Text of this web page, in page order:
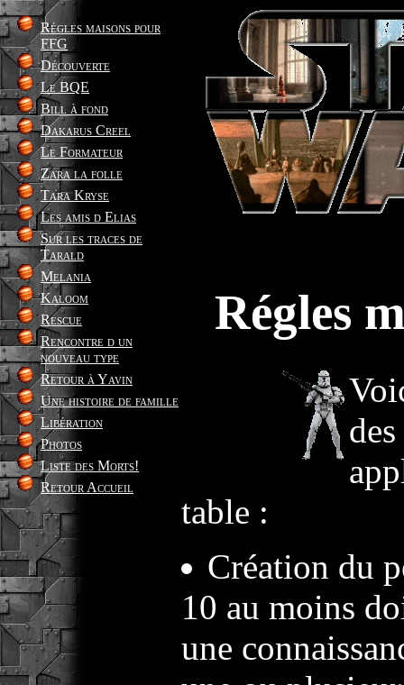
Régles maisons pour
FFG
Découverte
Le BQE
Bill à fond
Dakarus Creel
Le Formateur
Zara la folle
Tara Kryse
Les amis d Elias
Sur les traces de
Tarald
Melania
Kaloom
Rescue
Rencontre d un
nouveau type
Retour à Yavin
Une histoire de famille
Libération
Photos
Liste des Morts!
Retour Accueil
Régles
table :
Création du
10 au moins
une